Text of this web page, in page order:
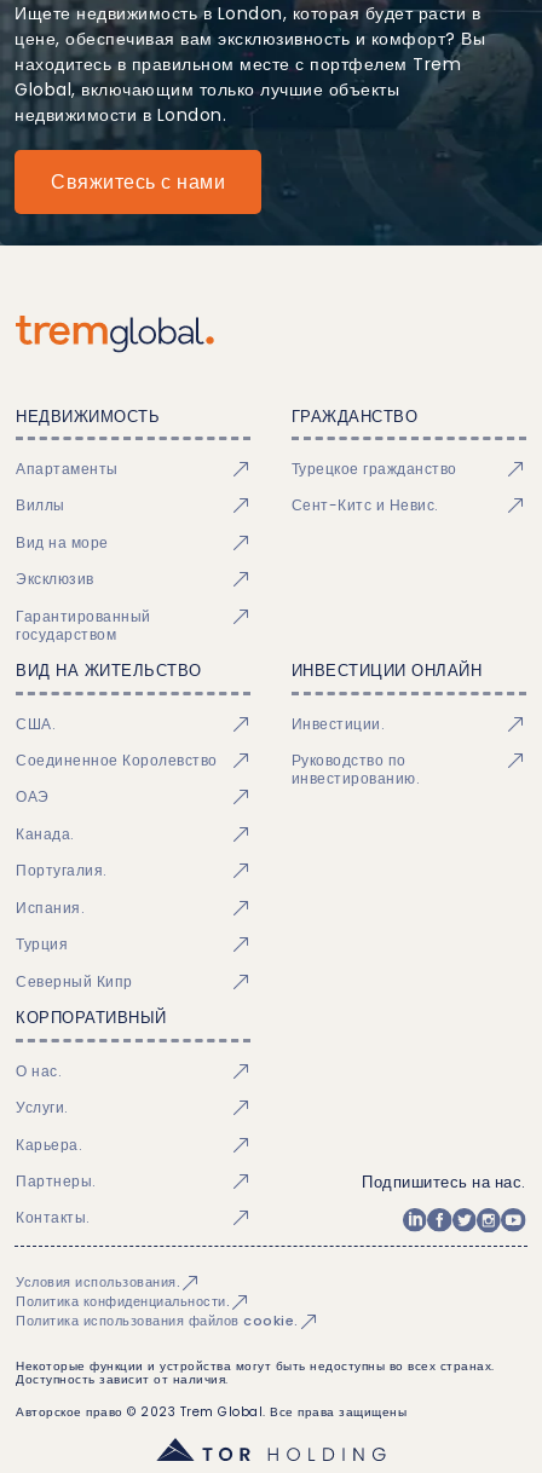
Ищете недвижимость в London, которая будет расти в
цене, обеспечивая вам эксклюзивность и комфорт? Вы
находитесь в правильном месте с портфелем Trem
Global, включающим только лучшие объекты
недвижимости в London.
Свяжитесь с нами
НЕДВИЖИМОСТЬ
Апартаменты
Виллы
Вид на море
Эксклюзив
Гарантированный
государством
ГРАЖДАНСТВО
Турецкое гражданство
Сент-Китс и Невис.
ВИД НА ЖИТЕЛЬСТВО
США.
Соединенное Королевство
ОАЭ
Канада.
Португалия.
Испания.
Турция
Северный Кипр
ИНВЕСТИЦИИ ОНЛАЙН
Инвестиции.
Руководство по
инвестированию.
КОРПОРАТИВНЫЙ
О нас.
Услуги.
Карьера.
Партнеры.
Контакты.
Подпишитесь на нас.
Условия использования.
Политика конфиденциальности.
Политика использования файлов cookie.
Некоторые функции и устройства могут быть недоступны во всех странах.
Доступность зависит от наличия.
Авторское право © 2023 Trem Global. Все права защищены